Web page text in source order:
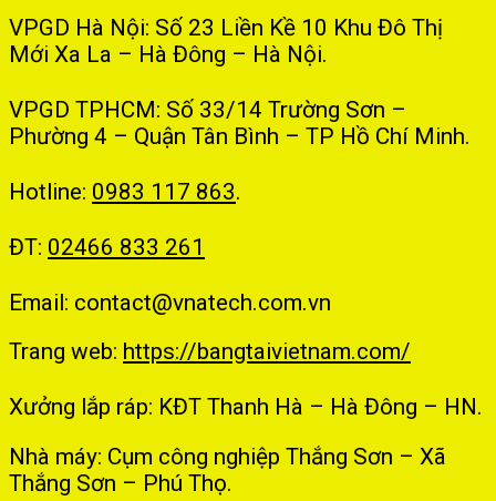
VPGD Hà Nội: Số 23 Liền Kề 10 Khu Đô Thị
Mới Xa La – Hà Đông – Hà Nội.
VPGD TPHCM: Số 33/14 Trường Sơn –
Phường 4 – Quận Tân Bình – TP Hồ Chí Minh.
Hotline: 0983 117 863.
ĐT: 02466 833 261
Email: contact@vnatech.com.vn
Trang web: https://bangtaivietnam.com/
Xưởng lắp ráp: KĐT Thanh Hà – Hà Đông – HN.
Nhà máy: Cụm công nghiệp Thắng Sơn – Xã
Thắng Sơn – Phú Thọ.